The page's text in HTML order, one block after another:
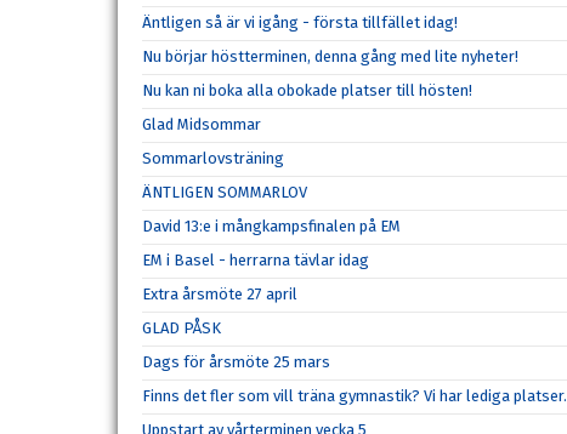
Äntligen så är vi igång - första tillfället idag!
Nu börjar höstterminen, denna gång med lite nyheter!
Nu kan ni boka alla obokade platser till hösten!
Glad Midsommar
Sommarlovsträning
ÄNTLIGEN SOMMARLOV
David 13:e i mångkampsfinalen på EM
EM i Basel - herrarna tävlar idag
Extra årsmöte 27 april
GLAD PÅSK
Dags för årsmöte 25 mars
Finns det fler som vill träna gymnastik? Vi har lediga platser.
Uppstart av vårterminen vecka 5